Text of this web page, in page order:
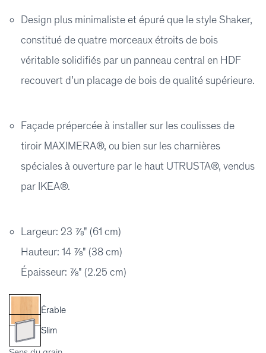
Design plus minimaliste et épuré que le style Shaker,
constitué de quatre morceaux étroits de bois
véritable solidifiés par un panneau central en HDF
recouvert d’un placage de bois de qualité supérieure.
Façade prépercée à installer sur les coulisses de
tiroir MAXIMERA®, ou bien sur les charnières
spéciales à ouverture par le haut UTRUSTA®, vendus
par IKEA®.
Largeur: 23 ⅞" (61 cm)
Hauteur: 14 ⅞" (38 cm)
Épaisseur: ⅞" (2.25 cm)
Érable
Slim